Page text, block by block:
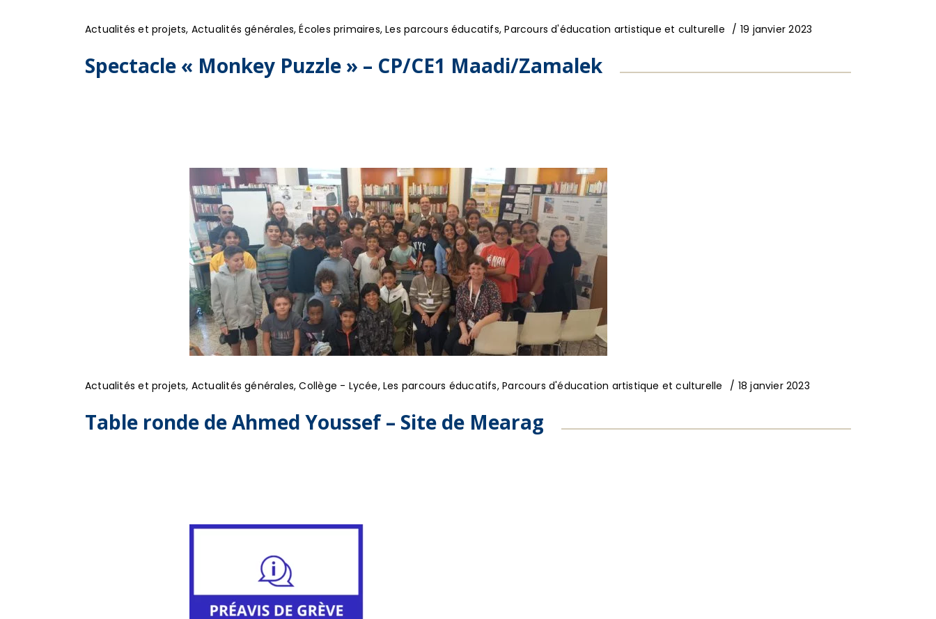
Actualités et projets, Actualités générales,Écoles primaires,Les parcours éducatifs,Parcours d'éducation artistique et culturelle 19 janvier 2023
Spectacle « Monkey Puzzle » – CP/CE1 Maadi/Zamalek
Actualités et projets, Actualités générales,Collège - Lycée,Les parcours éducatifs,Parcours d'éducation artistique et culturelle 18 janvier 2023
Table ronde de Ahmed Youssef – Site de Mearag